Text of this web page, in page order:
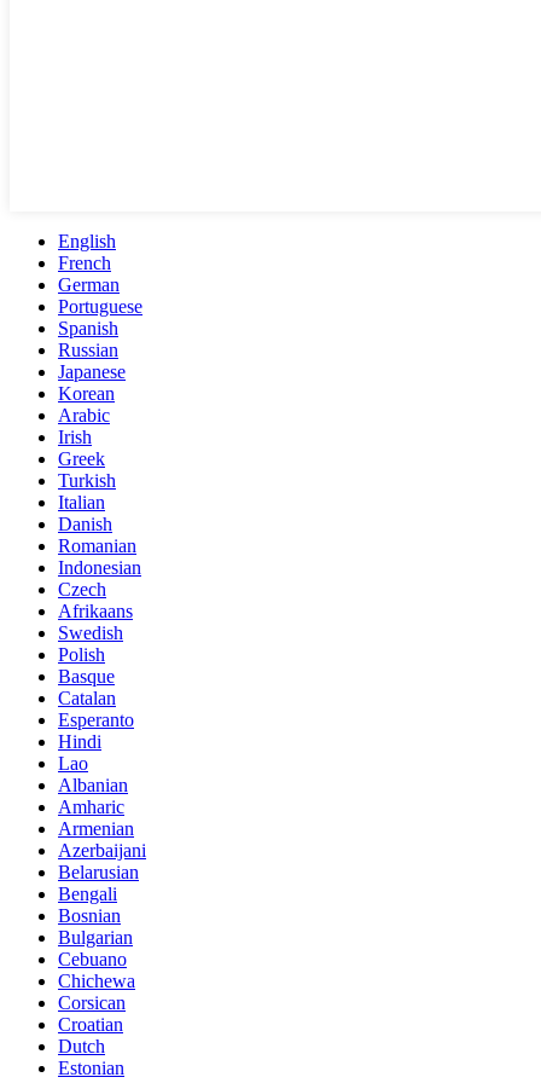
English
French
German
Portuguese
Spanish
Russian
Japanese
Korean
Arabic
Irish
Greek
Turkish
Italian
Danish
Romanian
Indonesian
Czech
Afrikaans
Swedish
Polish
Basque
Catalan
Esperanto
Hindi
Lao
Albanian
Amharic
Armenian
Azerbaijani
Belarusian
Bengali
Bosnian
Bulgarian
Cebuano
Chichewa
Corsican
Croatian
Dutch
Estonian